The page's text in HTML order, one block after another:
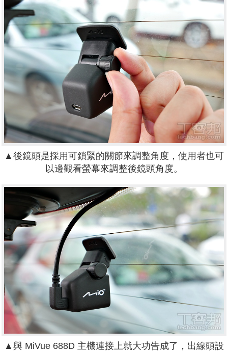
▲後鏡頭是採用可鎖緊的關節來調整角度， 使用者也可
以邊觀看螢幕來調整後鏡頭角度。
▲與 MiVue 688D 主機連接上就大功告成了，出線頭設